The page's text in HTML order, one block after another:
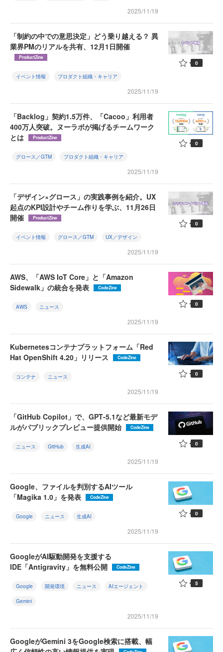
2025/11/19
「制約の中での意思決定」どう乗り越える？ 異
業界PMのリアルを共有、12月1日開催
ProductZine
イベント情報 プロダクト組織・キャリア
2025/11/19
0
「Backlog」契約1.5万件、「Cacoo」利用者
400万人突破。ヌーラボが掲げるチームワーク
とは
ProductZine
グロース／GTM プロダクト組織・キャリア
2025/11/19
0
「デザイン×グロース」の実践事例を紹介。UX
起点のKPI設計やチーム作りを学ぶ、11月26日
開催
ProductZine
イベント情報 グロース／GTM UX／デザイン
2025/11/19
0
AWS、「AWS IoT Core」と「Amazon
Sidewalk」の統合を発表
CodeZine
AWS ニュース
2025/11/19
0
Kubernetesコンテナプラットフォーム「Red
Hat OpenShift 4.20」リリース
CodeZine
コンテナ ニュース
2025/11/19
0
「GitHub Copilot」で、GPT‑5.1など最新モデ
ルがパブリックプレビュー提供開始
CodeZine
ニュース GitHub 生成AI
2025/11/19
0
Google、ファイルを判別するAIツール
「Magika 1.0」を発表
CodeZine
Google ニュース 生成AI
2025/11/19
0
GoogleがAI駆動開発を支援する
IDE「Antigravity」を無料公開
CodeZine
Google 開発環境 ニュース AIエージェント
Gemini
2025/11/19
5
GoogleがGemini 3をGoogle検索に搭載、幅